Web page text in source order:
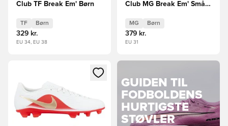
Club TF Break Em' Børn
TF Børn
329 kr.
EU 34, EU 38
Club MG Break Em' Små
MG Børn
379 kr.
EU 31
Åbner en Modal til at logge ind eller tilmelde dig som
GUIDEN TIL
FODBOLDENS
HURTIGSTE
STØVLER